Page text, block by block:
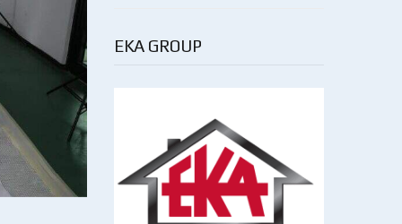
EKA GROUP